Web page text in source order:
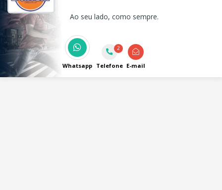
Ao seu lado, como sempre.
Whatsapp
2
Telefone E-mail